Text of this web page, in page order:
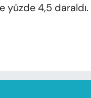
yüzde 4,5 daraldı.